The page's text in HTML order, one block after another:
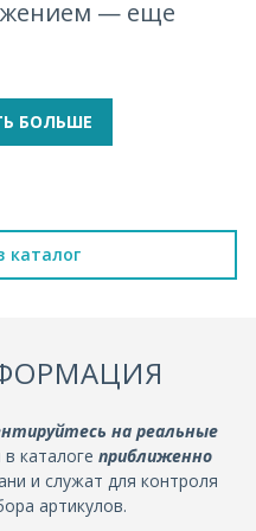
— еще
БОЛЬШЕ
каталог
на реальные
каталоге приближенно
и служат для контроля
артикулов.